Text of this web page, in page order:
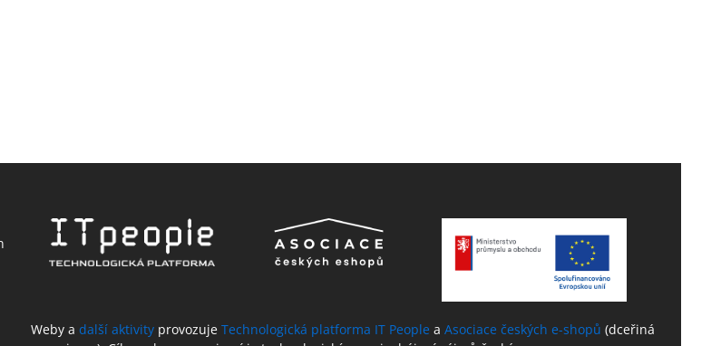
Weby adalší aktivity provozujeTechnologická platforma IT People aAsociace českých e-shopů (dceřiná